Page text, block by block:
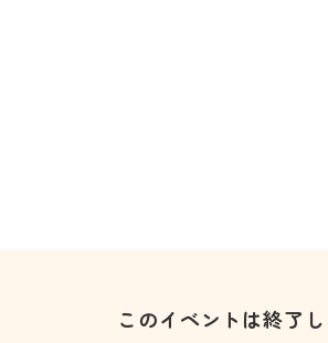
このイベントは終了し